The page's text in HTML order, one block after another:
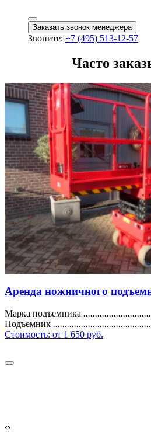
Заказать звонок менеджера
Звоните: +7 (495) 513-12-57
Часто
Аренда ножничного
Марка подъемника
Подъемник
Стоимость: от 1 650 руб.
‹›